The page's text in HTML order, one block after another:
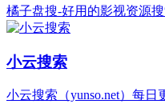
橘子盘搜-好用的影视资源
小云搜索
小云搜索（yunso.net）每